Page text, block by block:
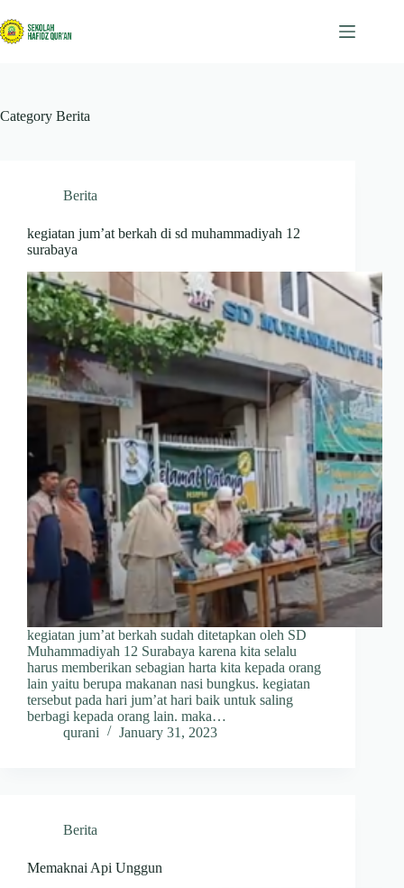
to
content
Category Berita
Berita
kegiatan jum’at berkah di sd muhammadiyah 12
surabaya
kegiatan jum’at berkah sudah ditetapkan oleh SD
Muhammadiyah 12 Surabaya karena kita selalu
harus memberikan sebagian harta kita kepada orang
lain yaitu berupa makanan nasi bungkus. kegiatan
tersebut pada hari jum’at hari baik untuk saling
berbagi kepada orang lain. maka…
qurani
January 31, 2023
Berita
Memaknai Api Unggun